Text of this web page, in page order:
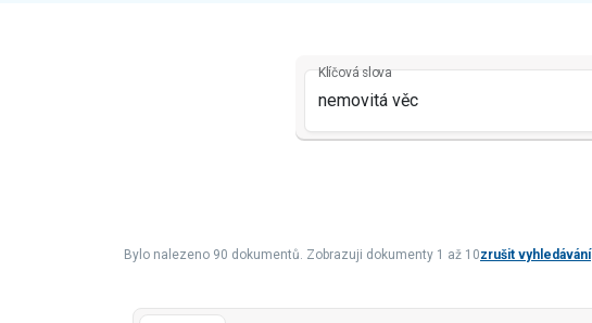
Klíčová slova
Bylo nalezeno 90 dokumentů. Zobrazuji dokumenty 1 až 10zrušit vyhledávání